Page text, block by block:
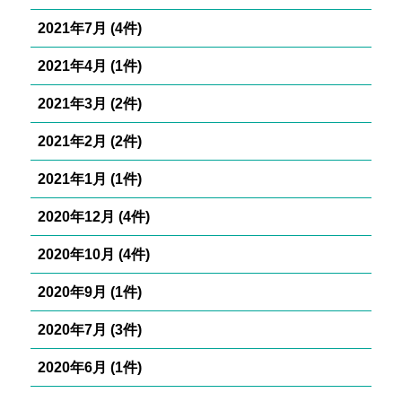
2021年7月 (4件)
2021年4月 (1件)
2021年3月 (2件)
2021年2月 (2件)
2021年1月 (1件)
2020年12月 (4件)
2020年10月 (4件)
2020年9月 (1件)
2020年7月 (3件)
2020年6月 (1件)